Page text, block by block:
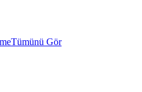
Tümünü Gör